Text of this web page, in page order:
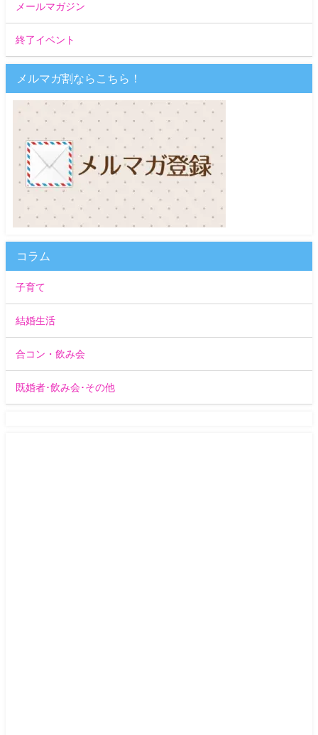
メールマガジン
終了イベント
メルマガ割ならこちら！
コラム
子育て
結婚生活
合コン・飲み会
既婚者･飲み会･その他